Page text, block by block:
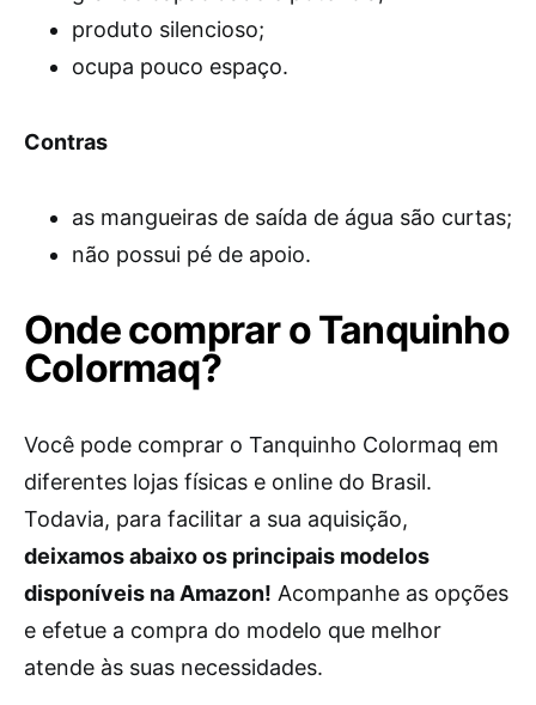
produto silencioso;
ocupa pouco espaço.
Contras
as mangueiras de saída de água são curtas;
não possui pé de apoio.
Onde comprar o Tanquinho
Colormaq?
Você pode comprar o Tanquinho Colormaq em
diferentes lojas físicas e online do Brasil.
Todavia, para facilitar a sua aquisição,
deixamos abaixo os principais modelos
disponíveis na Amazon! Acompanhe as opções
e efetue a compra do modelo que melhor
atende às suas necessidades.